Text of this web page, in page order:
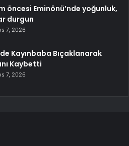
öncesi Eminönü’nde yoğunluk,
durgun
7, 2026
Kayınbaba Bıçaklanarak
Kaybetti
7, 2026